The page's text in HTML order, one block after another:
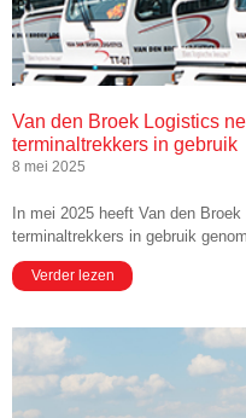
Van den Broek Logistics
terminaltrekkers in gebruik
8 mei 2025
In mei 2025 heeft Van den
terminaltrekkers in gebruik
Verder lezen